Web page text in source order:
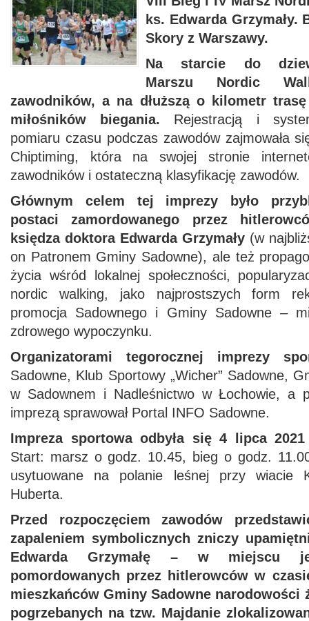
ks. Edwarda Grzymały.
Skory z Warszawy.
Na starcie do
Marszu Nordic
zawodników, a na dłuższą o kilometr
miłośników biegania. Rejestracją i
pomiaru czasu podczas zawodów zajmowała
Chiptiming, która na swojej stronie
zawodników i ostateczną klasyfikację zawodów.
Głównym celem tej imprezy było
postaci zamordowanego przez
księdza doktora Edwarda Grzymały (w
on Patronem Gminy Sadowne), ale też
życia wśród lokalnej społeczności,
nordic walking, jako najprostszych form
promocja Sadownego i Gminy Sadowne –
zdrowego wypoczynku.
Organizatorami tegorocznej imprezy
Sadowne, Klub Sportowy „Wicher” Sadowne,
w Sadownem i Nadleśnictwo w Łochowie, a
imprezą sprawował Portal INFO Sadowne.
Impreza sportowa odbyła się 4 lipca
Start: marsz o godz. 10.45, bieg o godz.
usytuowane na polanie leśnej przy wiacie
Huberta.
Przed rozpoczęciem zawodów
zapaleniem symbolicznych zniczy
Edwarda Grzymałę – w miejscu
pomordowanych przez hitlerowców w
mieszkańców Gminy Sadowne
pogrzebanych na tzw. Majdanie